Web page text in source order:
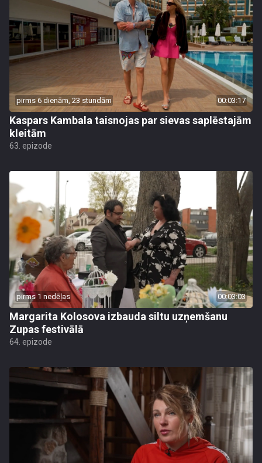
pirms 6 dienām, 23 stundām 00:03:17
Kaspars Kambala taisnojas par sievas saplēstajām
kleitām
63. epizode
pirms 1 nedēļas 00:03:03
Margarita Kolosova izbauda siltu uzņemšanu
Zupas festivālā
64. epizode